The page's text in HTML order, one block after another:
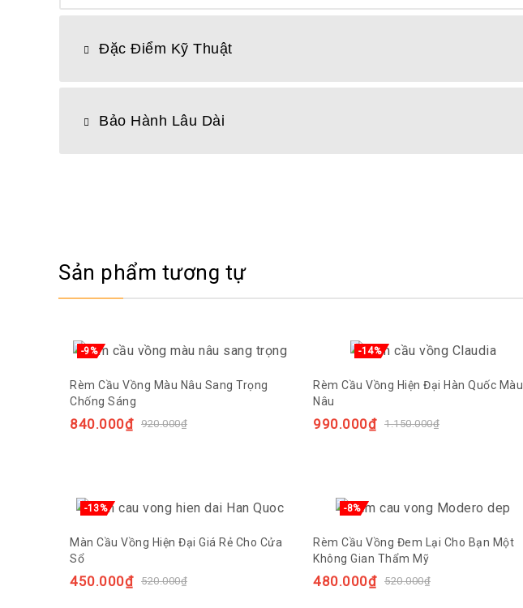
Đặc Điểm Kỹ Thuật
Bảo Hành Lâu Dài
Sản phẩm tương tự
-9%
Rèm Cầu Vồng Màu Nâu Sang Trọng
Chống Sáng
920.000₫
840.000₫
-14%
Rèm Cầu Vồng Hiện Đại Hàn Quốc Màu
Nâu
1.150.000₫
990.000₫
-13%
Màn Cầu Vồng Hiện Đại Giá Rẻ Cho Cửa
Sổ
520.000₫
450.000₫
-8%
Rèm Cầu Vồng Đem Lại Cho Bạn Một
Không Gian Thẩm Mỹ
520.000₫
480.000₫